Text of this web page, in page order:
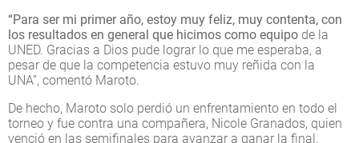
“Para ser mi primer año, estoy muy feliz, muy contenta, con
los resultados en general que hicimos como equipo de la
UNED. Gracias a Dios pude lograr lo que me esperaba, a
pesar de que la competencia estuvo muy reñida con la
UNA”, comentó Maroto.
De hecho, Maroto solo perdió un enfrentamiento en todo el
torneo y fue contra una compañera, Nicole Granados, quien
venció en las semifinales para avanzar a ganar la final.